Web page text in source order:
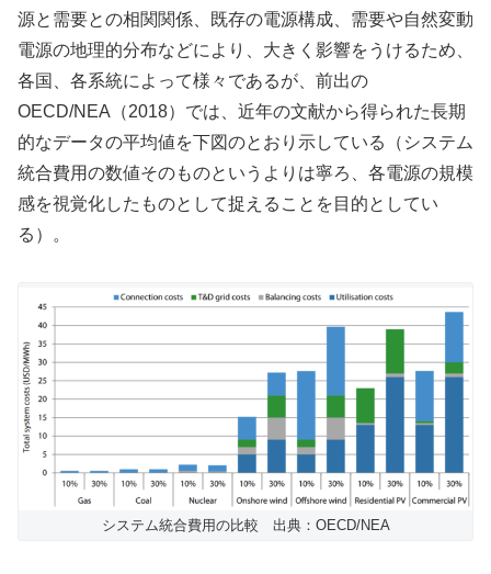
源と需要との相関関係、既存の電源構成、需要や自然変動
電源の地理的分布などにより、大きく影響をうけるため、
各国、各系統によって様々であるが、前出の
OECD/NEA（2018）では、近年の文献から得られた長期
的なデータの平均値を下図のとおり示している（システム
統合費用の数値そのものというよりは寧ろ、各電源の規模
感を視覚化したものとして捉えることを目的としてい
る）。
システム統合費用の比較 出典：OECD/NEA